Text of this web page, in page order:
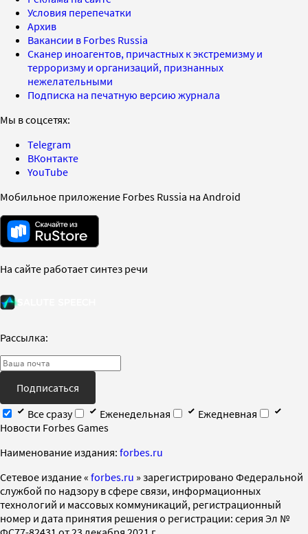
Условия перепечатки
Архив
Вакансии в Forbes Russia
Сканер иноагентов, причастных к экстремизму и
терроризму и организаций, признанных
нежелательными
Подписка на печатную версию журнала
Мы в соцсетях:
Telegram
ВКонтакте
YouTube
Мобильное приложение Forbes Russia на Android
На сайте работает синтез речи
Рассылка:
Подписаться
Все сразу
Еженедельная
Ежедневная
Новости Forbes Games
Наименование издания: forbes.ru
Cетевое издание « forbes.ru » зарегистрировано Федеральной
службой по надзору в сфере связи, информационных
технологий и массовых коммуникаций, регистрационный
номер и дата принятия решения о регистрации: серия Эл №